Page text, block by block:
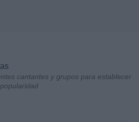
cantantes y grupos para establecer